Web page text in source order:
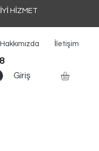
İYİ HİZMET
Hakkımızda İletişim
Giriş